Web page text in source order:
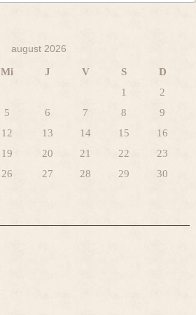
august 2026
Mi J V S
D
1
2
5 6 7 8
9
12 13 14 15
16
19 20 21 22
23
26 27 28 29
30